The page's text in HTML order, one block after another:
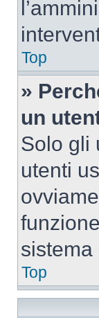
Top
»
un
Solo gli
utenti
Top